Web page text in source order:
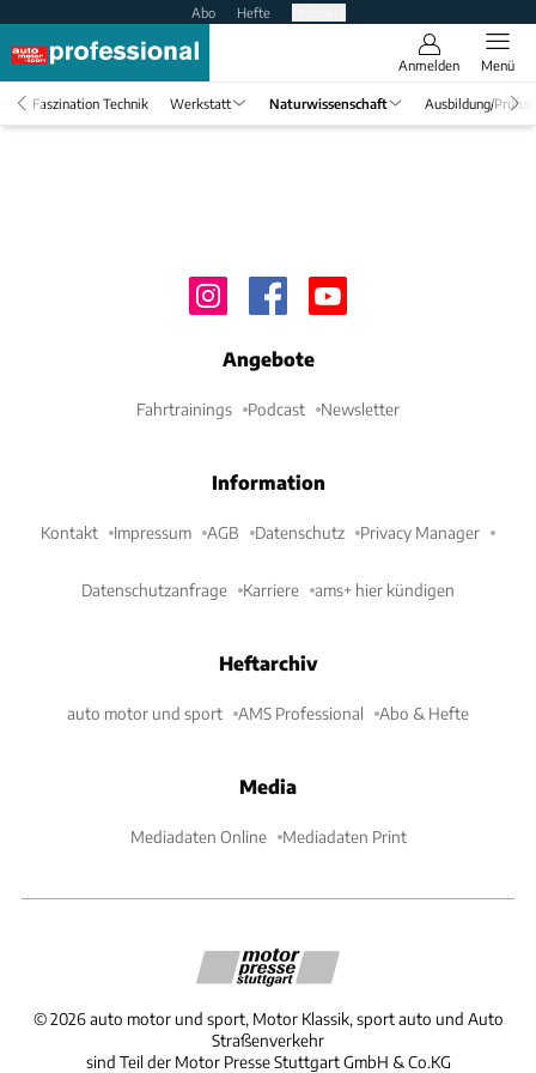
Abo Hefte
Anmelden Menü
Faszination Technik Werkstatt Naturwissenschaft Ausbildung/
Angebote
Fahrtrainings Podcast Newsletter
Information
Kontakt Impressum AGB Datenschutz Privacy Manager
Datenschutzanfrage Karriere ams+ hier kündigen
Heftarchiv
auto motor und sport AMS Professional Abo & Hefte
Media
Mediadaten Online Mediadaten Print
©2026 auto motor und sport, Motor Klassik, sport auto und Auto
Straßenverkehr
sind Teil der Motor Presse Stuttgart GmbH & Co.KG